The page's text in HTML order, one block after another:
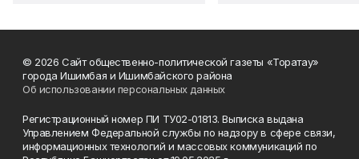
© 2026 Сайт общественно-политической газеты «Торатау»
города Ишимбая и Ишимбайского района
Об использовании персональных данных
Регистрационный номер ПИ ТУ02-01813. Выписка выдана
Управлением Федеральной службы по надзору в сфере связи,
информационных технологий и массовых коммуникаций по